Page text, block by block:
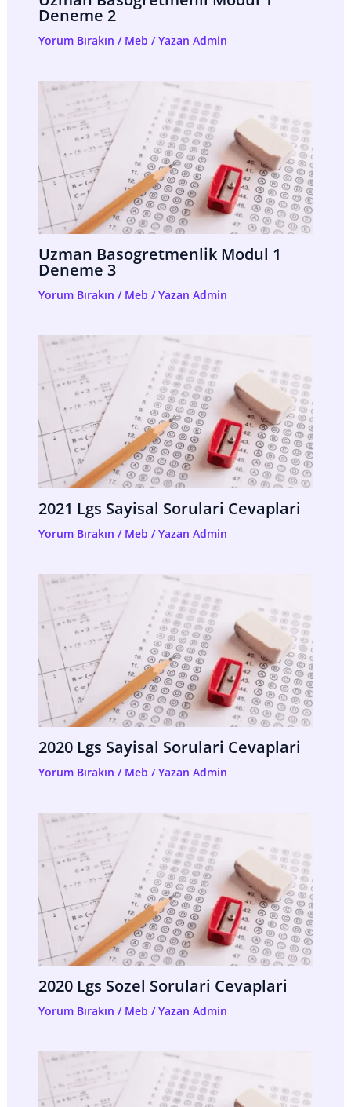
Deneme 2
Yorum Bırakın / Meb / Yazan Admin
Uzman Basogretmenlik Modul 1
Deneme 3
Yorum Bırakın / Meb / Yazan Admin
2021 Lgs Sayisal Sorulari Cevaplari
Yorum Bırakın / Meb / Yazan Admin
2020 Lgs Sayisal Sorulari Cevaplari
Yorum Bırakın / Meb / Yazan Admin
2020 Lgs Sozel Sorulari Cevaplari
Yorum Bırakın / Meb / Yazan Admin